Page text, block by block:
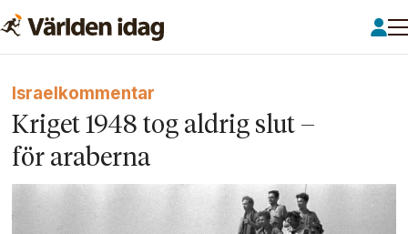
Israelkommentar
Kriget 1948 tog aldrig slut –
för araberna